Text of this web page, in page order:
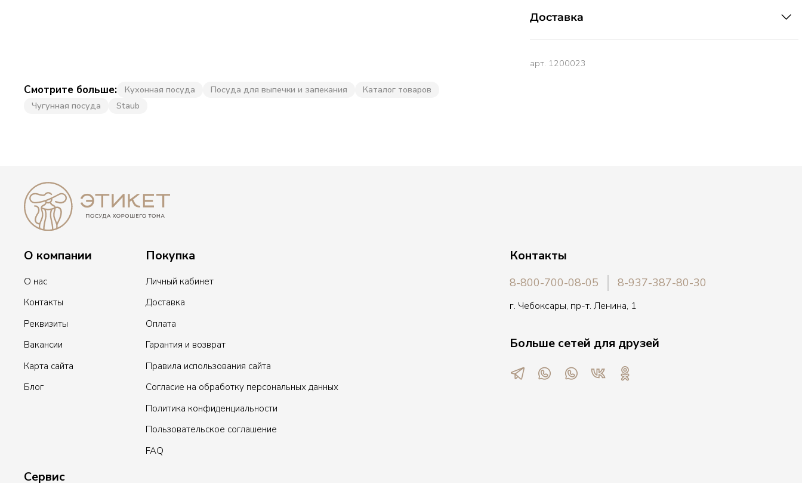
Смотрите больше: Кухонная посуда Посуда для выпечки и запекания
Каталог товаров
Чугунная посуда
Staub
Доставка
арт. 1200023
О компании
О нас
Контакты
Реквизиты
Вакансии
Карта сайта
Блог
Покупка
Личный кабинет
Доставка
Оплата
Гарантия и возврат
Правила использования сайта
Согласие на обработку персональных данных
Политика конфиденциальности
Пользовательское соглашение
FAQ
Сервис
Контакты
8-800-700-08-05 8-937-387-80-30
г. Чебоксары, пр-т. Ленина, 1
Больше сетей для друзей